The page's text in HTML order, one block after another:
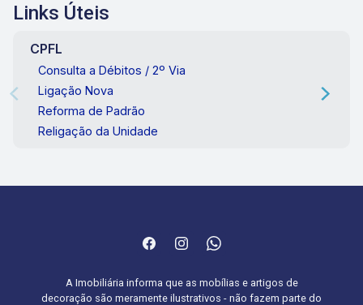
Links Úteis
CPFL
Consulta a Débitos / 2º Via
Ligação Nova
Reforma de Padrão
Religação da Unidade
A Imobiliária informa que as mobílias e artigos de
decoração são meramente ilustrativos - não fazem parte do